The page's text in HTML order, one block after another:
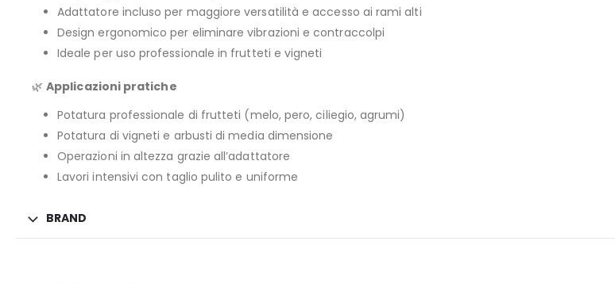
Adattatore incluso per maggiore versatilità e accesso ai rami alti
Design ergonomico per eliminare vibrazioni e contraccolpi
Ideale per uso professionale in frutteti e vigneti
🌿Applicazioni pratiche
Potatura professionale di frutteti (melo, pero, ciliegio, agrumi)
Potatura di vigneti e arbusti di media dimensione
Operazioni in altezza grazie all’adattatore
Lavori intensivi con taglio pulito e uniforme
BRAND